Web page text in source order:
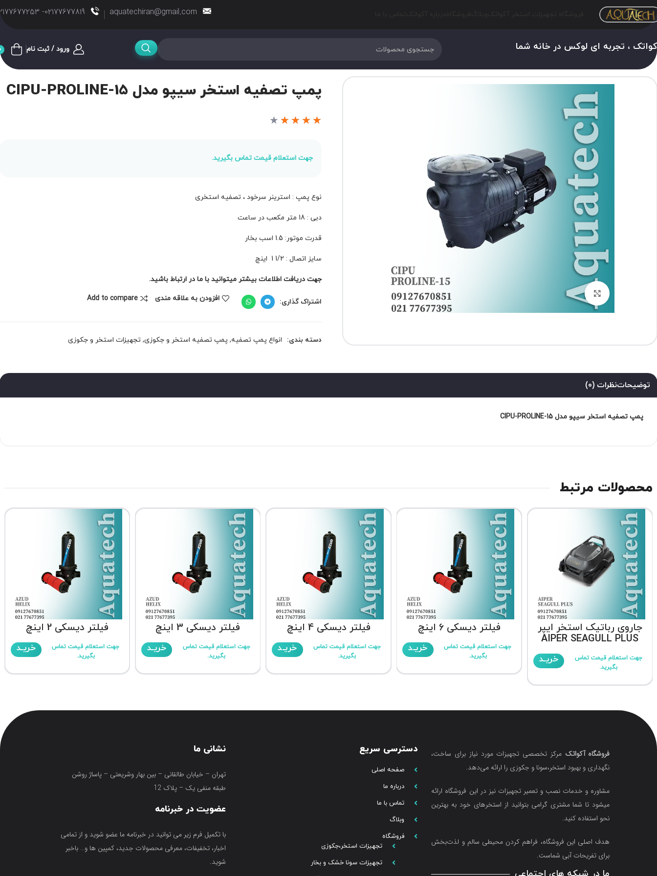
aquatechiran@gmail.com
02177677819- 02177677253
، تجربه ای لوکس در خانه شما ورود / ثبت نام
برای بزرگنمایی کلیک کنید
پمپ تصفیه استخر سیپو مدل CIPU-PROLINE-15
★
★
★
★
★
جهت استعلام قیمت تماس بگیرید.
نوع پمپ : استرینر سرخود ، تصفیه استخری
دبی : 18 متر مکعب در ساعت
قدرت موتور: 1.5 اسب بخار
سایز اتصال : 1/2 1 اینچ
جهت دریافت اطلاعات بیشتر میتوانید با ما در ارتباط باشید.
اشتراک گذاری: افزودن به علاقه مندی Add to compare
دسته بندی: انواع پمپ تصفیه, پمپ تصفیه استخر و جکوزی, تجهیزات استخر و جکوزی
توضیحاتنظرات (0)
پمپ تصفیه استخر سیپو مدل CIPU-PROLINE-15
محصولات مرتبط
جاروی رباتیک استخر ایپر
AIPER SEAGULL PLUS
جهت استعلام قیمت تماس
بگیرید.
خریـد
فیلتر دیسکی 6 اینچ
جهت استعلام قیمت تماس
بگیرید.
خریـد
فیلتر دیسکی 4 اینچ
جهت استعلام قیمت تماس
بگیرید.
خریـد
فیلتر دیسکی 3 اینچ
جهت استعلام قیمت تماس
بگیرید.
خریـد
فیلتر دیسکی 2 اینچ
جهت استعلام قیمت تماس
بگیرید.
خریـد
فروشگاه آکواتک مرکز تخصصی تجهیزات مورد نیاز برای ساخت،
نگهداری و بهبود استخر،سونا و جکوزی را ارائه می‌دهد.
مشاوره و خدمات نصب و تعمیر تجهیزات نیز در این فروشگاه ارائه
میشود تا شما مشتری گرامی بتوانید از استخرهای خود به بهترین
نحو استفاده کنید.
هدف اصلی این فروشگاه‌، فراهم کردن محیطی سالم و لذت‌بخش
برای تفریحات آبی شماست.
دسترسی سریع
صفحه اصلی
درباره ما
تماس با ما
وبلاگ
فروشگاه
تجهیزات استخر،جکوزی
تجهیزات سونا خشک و بخار
نشانی ما
تهران – خیابان طالقانی – بین بهار وشریعتی – پاساژ روشن
طبقه منفی یک – پلاک 12
عضویت در خبرنامه
با تکمیل فرم زیر می توانید در خبرنامه ما عضو شوید و از تمامی
اخبار، تخفیفات، معرفی محصولات جدید، کمپین ها و… باخبر
شوید.